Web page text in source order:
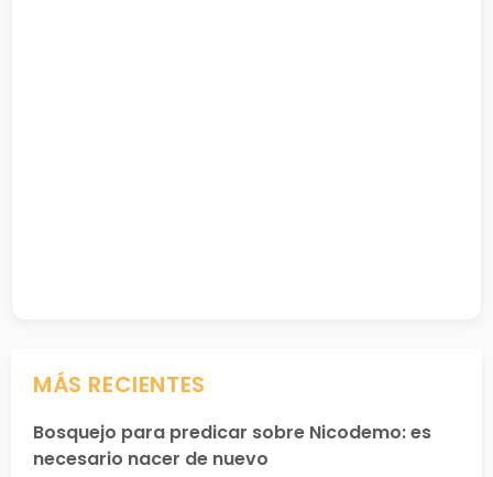
MÁS RECIENTES
Bosquejo para predicar sobre Nicodemo: es
necesario nacer de nuevo